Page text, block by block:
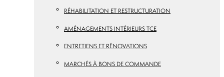
RÉHABILITATION ET RESTRUCTURATION
AMÉNAGEMENTS INTÉRIEURS TCE
ENTRETIENS ET RÉNOVATIONS
MARCHÉS À BONS DE COMMANDE